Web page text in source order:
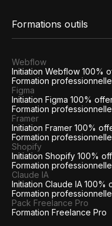
Formations outils
Webflow
Initiation Webflow 100%
Formation
Figma
Initiation Figma 100%
Formation
Framer
Initiation Framer 100%
Formation
Shopify
Initiation Shopify 100%
Formation
Claude IA
Initiation Claude IA 100%
Formation
Pack Freelance Pro
Formation Freelance Pro